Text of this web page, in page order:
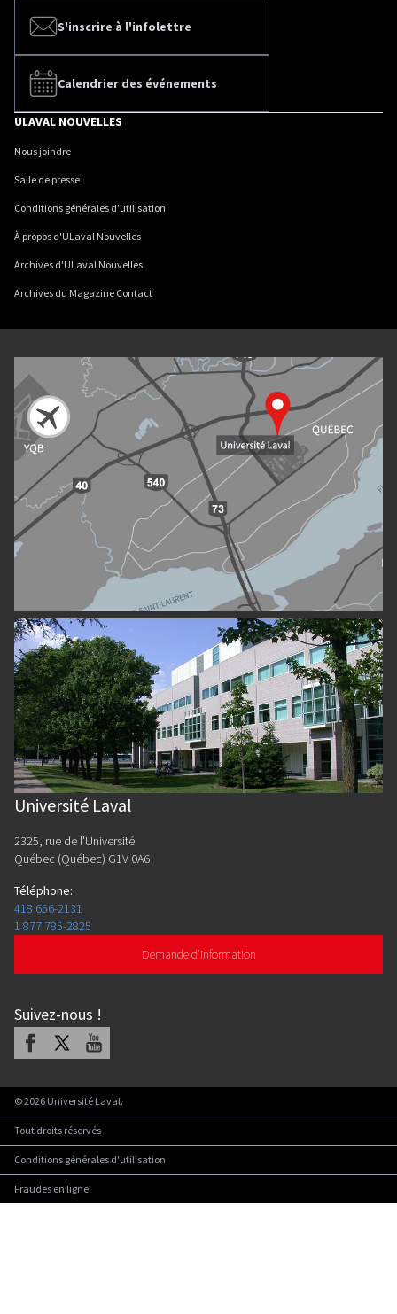
S'inscrire à l'infolettre
Calendrier des événements
ULAVAL NOUVELLES
Nous joindre
Salle de presse
Conditions générales d'utilisation
À propos d'ULaval Nouvelles
Archives d'ULaval Nouvelles
Archives du Magazine Contact
Université Laval
2325, rue de l'Université
Québec (Québec) G1V 0A6
Téléphone:
418 656-2131
1 877 785-2825
Demande d'information
Suivez-nous !
Facebook Youtube
©2026 Université Laval.
Tout droits réservés
Conditions générales d'utilisation
Fraudes en ligne